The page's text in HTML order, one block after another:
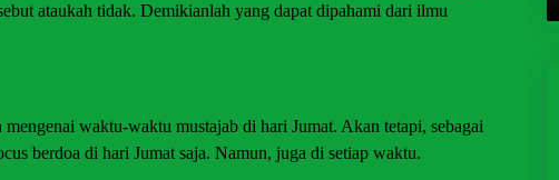
ataukah tidak. Demikianlah yang dapat dipahami dari ilmu
waktu-waktu mustajab di hari Jumat. Akan tetapi, sebagai
berdoa di hari Jumat saja. Namun, juga di setiap waktu.